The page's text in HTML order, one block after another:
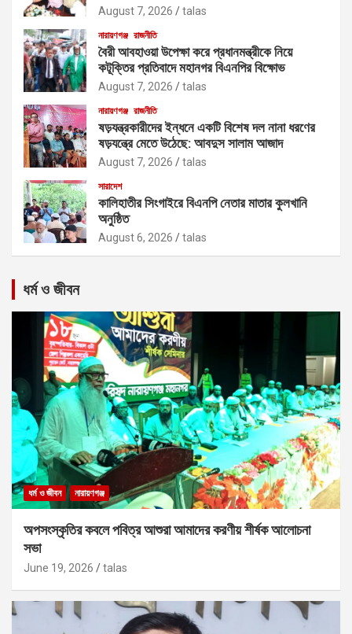
August 7, 2026 talas
নারায়ণগঞ্জ রাজনীতি
বৈরী আবহাওয়া উপেক্ষা করে প্রধানমন্ত্রীকে নিয়ে
কটূক্তির প্রতিবাদে মহানগর বিএনপির বিক্ষোভ
August 7, 2026 talas
নারায়ণগঞ্জ রাজনীতি
ষড়যন্ত্রকারীদের ইন্ধনে একটি বিশেষ দল নানা ধরণের
ষড়যন্ত্রে মেতে উঠেছে: আবদুস সালাম আজাদ
August 7, 2026 talas
সারাদেশ
কালিহাতীর সিংগাইরে বিএনপি নেতার মাতার কুলখানি
অনুষ্ঠিত
August 6, 2026 talas
ধর্ম ও জীবন
ধর্ম ও জীবন নারায়ণগঞ্জ
অপসংস্কৃতির কবলে পবিত্র আশুরা আমাদের করণীয় শীর্ষক আলোচনা
সভা
June 19, 2026 talas